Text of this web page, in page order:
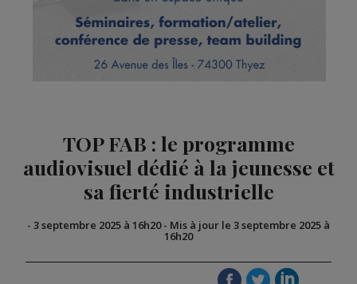
TOP FAB : le programme
audiovisuel dédié à la jeunesse et
sa fierté industrielle
- 3 septembre 2025 à 16h20- Mis à jour le 3 septembre 2025 à
16h20